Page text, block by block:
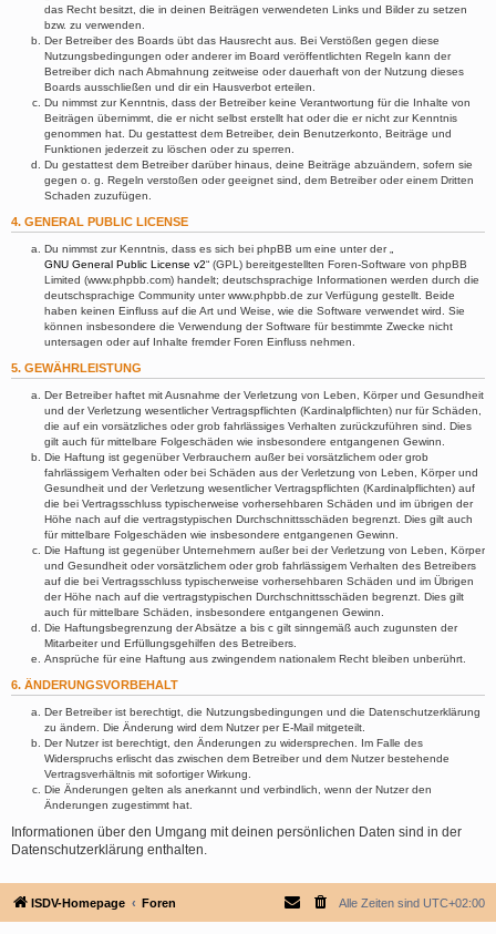
das Recht besitzt, die in deinen Beiträgen verwendeten Links und Bilder zu setzen
bzw. zu verwenden.
Der Betreiber des Boards übt das Hausrecht aus. Bei Verstößen gegen diese
Nutzungsbedingungen oder anderer im Board veröffentlichten Regeln kann der
Betreiber dich nach Abmahnung zeitweise oder dauerhaft von der Nutzung dieses
Boards ausschließen und dir ein Hausverbot erteilen.
Du nimmst zur Kenntnis, dass der Betreiber keine Verantwortung für die Inhalte von
Beiträgen übernimmt, die er nicht selbst erstellt hat oder die er nicht zur Kenntnis
genommen hat. Du gestattest dem Betreiber, dein Benutzerkonto, Beiträge und
Funktionen jederzeit zu löschen oder zu sperren.
Du gestattest dem Betreiber darüber hinaus, deine Beiträge abzuändern, sofern sie
gegen o. g. Regeln verstoßen oder geeignet sind, dem Betreiber oder einem Dritten
Schaden zuzufügen.
4. GENERAL PUBLIC LICENSE
Du nimmst zur Kenntnis, dass es sich bei phpBB um eine unter der „
GNU General Public License v2“ (GPL) bereitgestellten Foren-Software von phpBB
Limited (www.phpbb.com) handelt; deutschsprachige Informationen werden durch die
deutschsprachige Community unter www.phpbb.de zur Verfügung gestellt. Beide
haben keinen Einfluss auf die Art und Weise, wie die Software verwendet wird. Sie
können insbesondere die Verwendung der Software für bestimmte Zwecke nicht
untersagen oder auf Inhalte fremder Foren Einfluss nehmen.
5. GEWÄHRLEISTUNG
Der Betreiber haftet mit Ausnahme der Verletzung von Leben, Körper und Gesundheit
und der Verletzung wesentlicher Vertragspflichten (Kardinalpflichten) nur für Schäden,
die auf ein vorsätzliches oder grob fahrlässiges Verhalten zurückzuführen sind. Dies
gilt auch für mittelbare Folgeschäden wie insbesondere entgangenen Gewinn.
Die Haftung ist gegenüber Verbrauchern außer bei vorsätzlichem oder grob
fahrlässigem Verhalten oder bei Schäden aus der Verletzung von Leben, Körper und
Gesundheit und der Verletzung wesentlicher Vertragspflichten (Kardinalpflichten) auf
die bei Vertragsschluss typischerweise vorhersehbaren Schäden und im übrigen der
Höhe nach auf die vertragstypischen Durchschnittsschäden begrenzt. Dies gilt auch
für mittelbare Folgeschäden wie insbesondere entgangenen Gewinn.
Die Haftung ist gegenüber Unternehmern außer bei der Verletzung von Leben, Körper
und Gesundheit oder vorsätzlichem oder grob fahrlässigem Verhalten des Betreibers
auf die bei Vertragsschluss typischerweise vorhersehbaren Schäden und im Übrigen
der Höhe nach auf die vertragstypischen Durchschnittsschäden begrenzt. Dies gilt
auch für mittelbare Schäden, insbesondere entgangenen Gewinn.
Die Haftungsbegrenzung der Absätze a bis c gilt sinngemäß auch zugunsten der
Mitarbeiter und Erfüllungsgehilfen des Betreibers.
Ansprüche für eine Haftung aus zwingendem nationalem Recht bleiben unberührt.
6. ÄNDERUNGSVORBEHALT
Der Betreiber ist berechtigt, die Nutzungsbedingungen und die Datenschutzerklärung
zu ändern. Die Änderung wird dem Nutzer per E-Mail mitgeteilt.
Der Nutzer ist berechtigt, den Änderungen zu widersprechen. Im Falle des
Widerspruchs erlischt das zwischen dem Betreiber und dem Nutzer bestehende
Vertragsverhältnis mit sofortiger Wirkung.
Die Änderungen gelten als anerkannt und verbindlich, wenn der Nutzer den
Änderungen zugestimmt hat.
Informationen über den Umgang mit deinen persönlichen Daten sind in der
Datenschutzerklärung enthalten.
ISDV-Homepage Foren Alle Zeiten sind UTC+02:00